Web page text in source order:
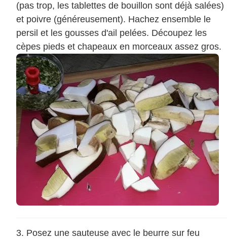
(pas trop, les tablettes de bouillon sont déjà salées)
et poivre (généreusement). Hachez ensemble le
persil et les gousses d'ail pelées. Découpez les
cèpes pieds et chapeaux en morceaux assez gros.
Posez une sauteuse avec le beurre sur feu